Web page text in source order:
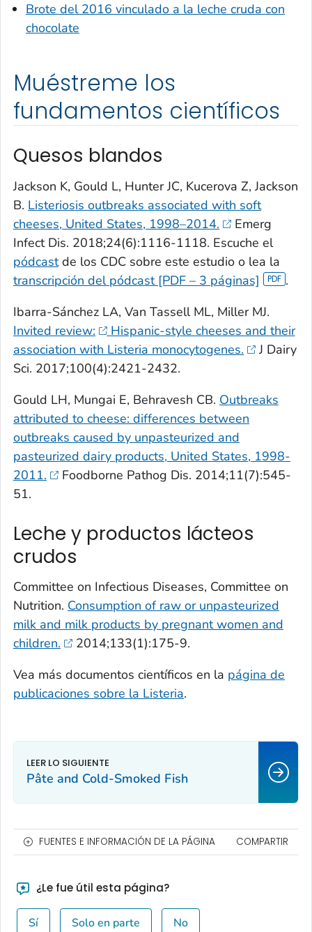
Brote del 2016 vinculado a la leche cruda con
chocolate
Muéstreme los
fundamentos científicos
Quesos blandos
Jackson K, Gould L, Hunter JC, Kucerova Z, Jackson
B. Listeriosis outbreaks associated with soft
cheeses, United States, 1998–2014.
Emerg
Infect Dis. 2018;24(6):1116-1118. Escuche el
pódcastde los CDC sobre este estudio o lea la
transcripción del pódcast [PDF – 3 páginas]
.
Ibarra-Sánchez LA, Van Tassell ML, Miller MJ.
Invited review:
Hispanic-style cheeses and their
association with Listeria monocytogenes.
J Dairy
Sci. 2017;100(4):2421-2432.
Gould LH, Mungai E, Behravesh CB. Outbreaks
attributed to cheese: differences between
outbreaks caused by unpasteurized and
pasteurized dairy products, United States, 1998-
2011.
Foodborne Pathog Dis. 2014;11(7):545-
51.
Leche y productos lácteos
crudos
Committee on Infectious Diseases, Committee on
Nutrition. Consumption of raw or unpasteurized
milk and milk products by pregnant women and
children.
2014;133(1):175-9.
Vea más documentos científicos en la página de
publicaciones sobre la Listeria.
Pâte and Cold-Smoked Fish
FUENTES E INFORMACIÓN DE LA PÁGINA COMPARTIR
¿Le fue útil esta página?
Sí Solo en parte No